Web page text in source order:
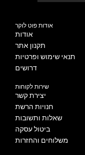
אודות פוט לוקר
אודות
תקנון אתר
תנאי שימוש ופרטיות
דרושים
שירות לקוחות
יצירת קשר
חנויות הרשת
שאלות ותשובות
ביטול עסקה
משלוחים והחזרות